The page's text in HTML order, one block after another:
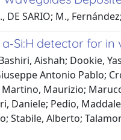
DE SARIO; M.,
detector for
Aishah; Dookie,
Antonio Pablo;
Maurizio;
Daniele; Pedio,
Stabile, Alberto;